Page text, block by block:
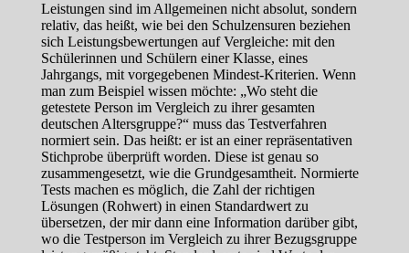
Leistungen sind im Allgemeinen nicht absolut, sondern
relativ, das heißt, wie bei den Schulzensuren beziehen
sich Leistungsbewertungen auf Vergleiche: mit den
Schülerinnen und Schülern einer Klasse, eines
Jahrgangs, mit vorgegebenen Mindest-Kriterien. Wenn
man zum Beispiel wissen möchte: „Wo steht die
getestete Person im Vergleich zu ihrer gesamten
deutschen Altersgruppe?“ muss das Testverfahren
normiert sein. Das heißt: er ist an einer repräsentativen
Stichprobe überprüft worden. Diese ist genau so
zusammengesetzt, wie die Grundgesamtheit. Normierte
Tests machen es möglich, die Zahl der richtigen
Lösungen (Rohwert) in einen Standardwert zu
übersetzen, der mir dann eine Information darüber gibt,
wo die Testperson im Vergleich zu ihrer Bezugsgruppe